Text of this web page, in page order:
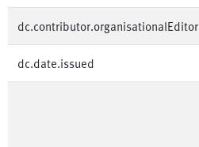
dc.contributor.organisationalEditor
dc.date.issued